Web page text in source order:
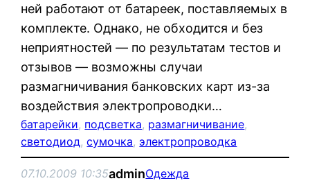
ней работают от батареек, поставляемых в
комплекте. Однако, не обходится и без
неприятностей — по результатам тестов и
отзывов — возможны случаи
размагничивания банковских карт из-за
воздействия электропроводки…
батарейки, подсветка, размагничивание
светодиод, сумочка, электропроводка
07.10.2009 10:35adminОдежда